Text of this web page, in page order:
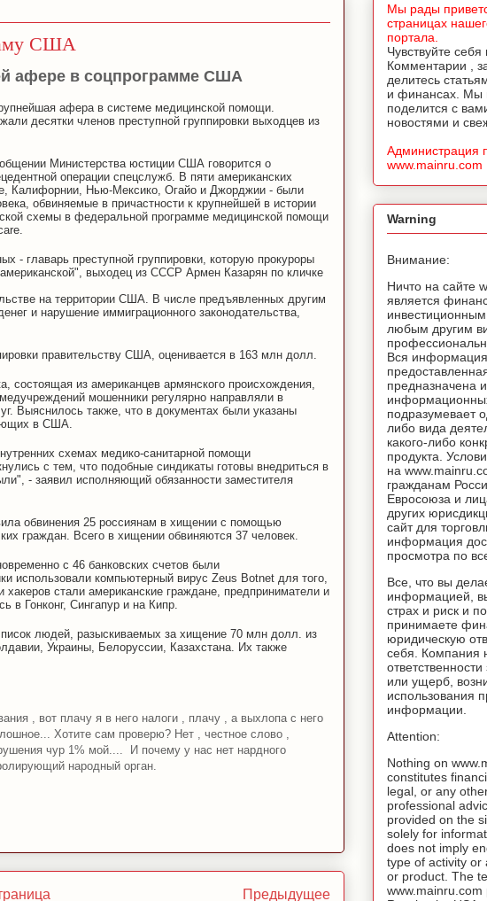
США
афере в соцпрограмме США
афера в системе медицинской помощи.
десятки членов преступной группировки выходцев из
Министерства юстиции США говорится о
операции спецслужб. В пяти американских
Калифорнии, Нью-Мексико, Огайо и Джорджии - были
обвиняемые в причастности к крупнейшей в истории
схемы в федеральной программе медицинской помощи
- главарь преступной группировки, которую прокуроры
выходец из СССР Армен Казарян по кличке
на территории США. В числе предъявленных другим
и нарушение иммиграционного законодательства,
правительству США, оценивается в 163 млн долл.
состоящая из американцев армянского происхождения,
мошенники регулярно направляли в
Выяснилось также, что в документах были указаны
в США.
схемах медико-санитарной помощи
с тем, что подобные синдикаты готовы внедриться в
- заявил исполняющий обязанности заместителя
обвинения 25 россиянам в хищении с помощью
граждан. Всего в хищении обвиняются 37 человек.
с 46 банковских счетов были
использовали компьютерный вирус Zeus Botnet для того,
стали американские граждане, предприниматели и
в Гонконг, Сингапур и на Кипр.
людей, разыскиваемых за хищение 70 млн долл. из
Украины, Белоруссии, Казахстана. Их также
, вот плачу я в него налоги , плачу , а выхлопа с него
Хотите сам проверю? Нет , честное слово ,
чур 1% мой.... И почему у нас нет нардного
народный орган.
Предыдущее
Мы рады
страницах
портала.
Чувствуйте
Комментарии ,
делитесь
и финансах. Мы
поделится с
новостями и
Администрация
www.mainru.com
Warning
Внимание:
Ничто на сайте
является
любым другим
Вся
предназначена
подразумевает
либо вида
какого-либо
продукта.
на
гражданам
Евросоюза и
других
сайт для
информация
просмотра по
Все, что вы
информацией,
страх и риск и
принимаете
юридическую
себя. Компания
или ущерб,
использования
информации.
Attention:
Nothing on
constitutes
legal, or any
professional
provided on the
solely for
does not imply
type of activity or
or product. The